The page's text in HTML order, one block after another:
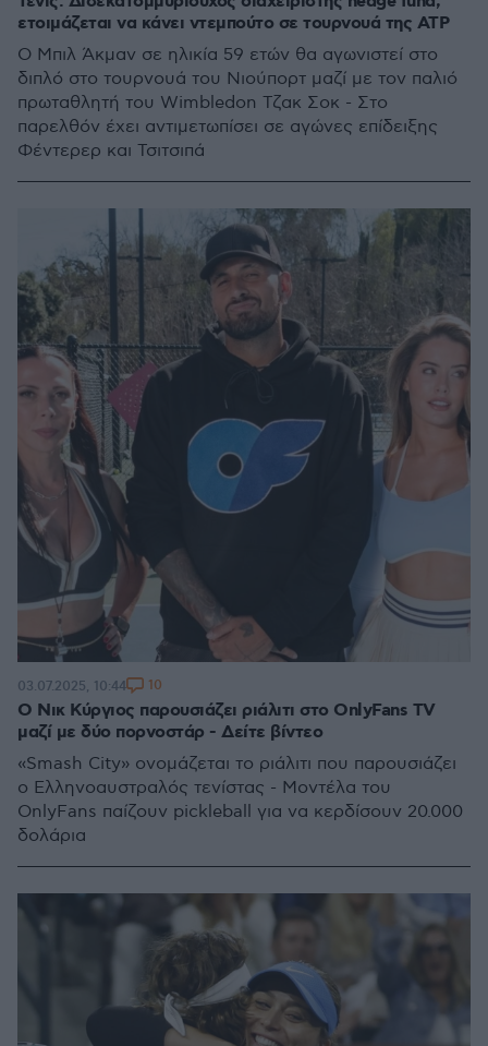
ετοιμάζεται να κάνει ντεμπούτο σε τουρνουά της ATP
Ο Μπιλ Άκμαν σε ηλικία 59 ετών θα αγωνιστεί στο
διπλό στο τουρνουά του Νιούπορτ μαζί με τον παλιό
πρωταθλητή του Wimbledon Τζακ Σοκ - Στο
παρελθόν έχει αντιμετωπίσει σε αγώνες επίδειξης
Φέντερερ και Τσιτσιπά
Ο Νικ Κύργιος παρουσιάζει ριάλιτι στο OnlyFans TV
μαζί με δύο πορνοστάρ - Δείτε βίντεο
«Smash City» ονομάζεται το ριάλιτι που παρουσιάζει
ο Ελληνοαυστραλός τενίστας - Μοντέλα του
OnlyFans παίζουν pickleball για να κερδίσουν 20.000
δολάρια
03.07.2025, 10:44 10